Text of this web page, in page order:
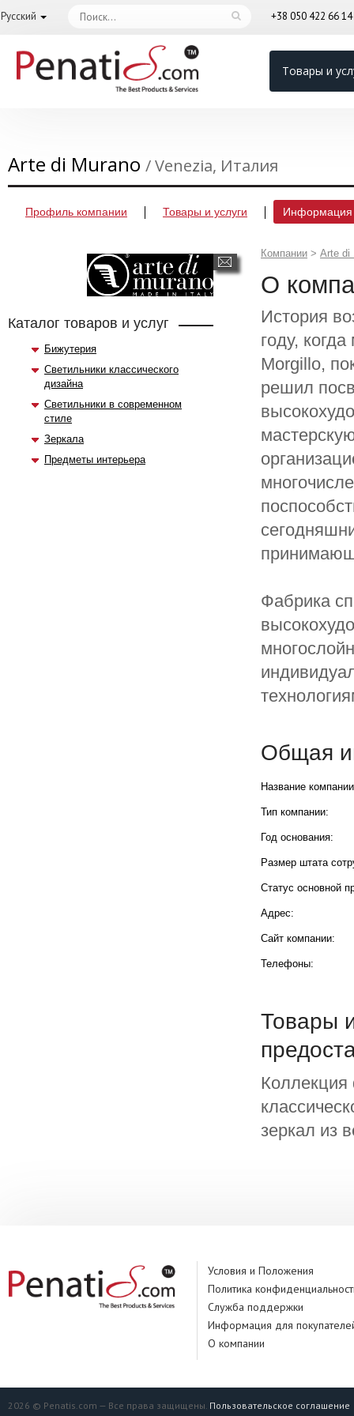
Русский +38 050 422 66 14
Товары и
Arte di Murano / Venezia, Италия
Профиль компании Товары и услуги Информация
Каталог товаров и услуг
Бижутерия
Светильники классического
дизайна
Светильники в современном
стиле
Зеркала
Предметы интерьера
Компании > Arte di
О
История
году,
Morgillo,
решил
Фабрика
Общая
Название
Тип компании:
Год основания:
Размер штата
Статус основной
Адрес:
Сайт компании:
Телефоны:
Товары
Коллекция
зеркал из
Условия и Положения
Политика
Служба поддержки
Информация для
О компании
2026 © Penatis.com — Все права защищены. Пользовательское соглашение